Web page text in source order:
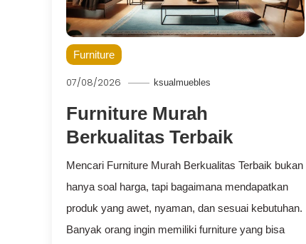
Furniture
07/08/2026 ksualmuebles
Furniture Murah
Berkualitas Terbaik
Mencari Furniture Murah Berkualitas Terbaik bukan
hanya soal harga, tapi bagaimana mendapatkan
produk yang awet, nyaman, dan sesuai kebutuhan.
Banyak orang ingin memiliki furniture yang bisa